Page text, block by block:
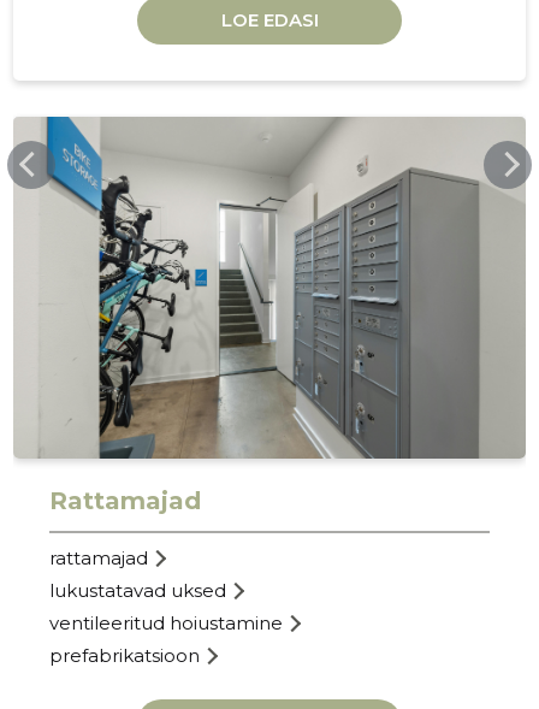
LOE EDASI
RATTANAGI.EE
Rattamajad
rattamajad
lukustatavad uksed
ventileeritud hoiustamine
prefabrikatsioon